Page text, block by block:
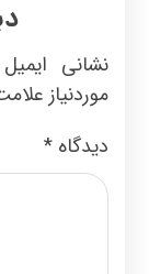
نشانی
موردنیاز
دیدگاه*